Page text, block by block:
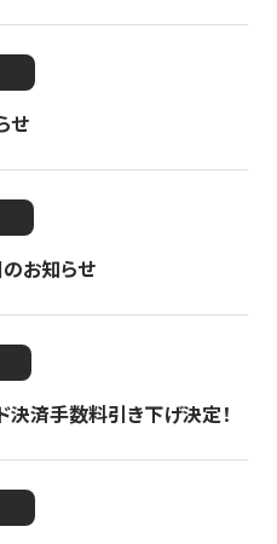
せ
お知らせ
決済手数料引き下げ決定！